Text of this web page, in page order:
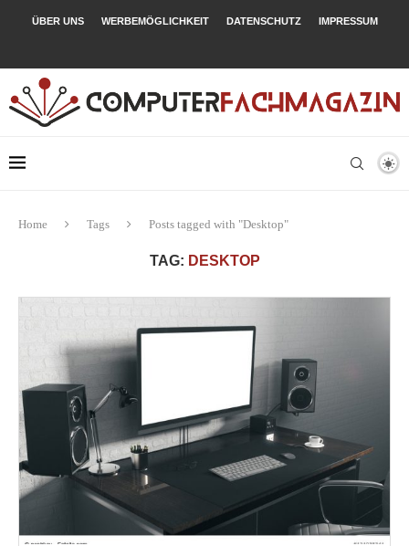
ÜBER UNS WERBEMÖGLICHKEIT DATENSCHUTZ IMPRESSUM
Home Tags Posts tagged with "Desktop"
TAG: DESKTOP